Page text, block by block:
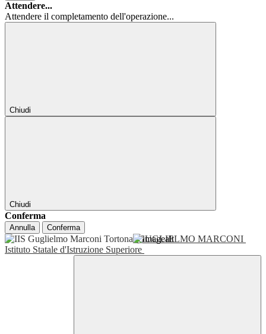
Attendere...
Attendere il completamento dell'operazione...
Chiudi
Chiudi
Conferma
Annulla Conferma
GUGLIELMO MARCONI
Istituto Statale d'Istruzione Superiore